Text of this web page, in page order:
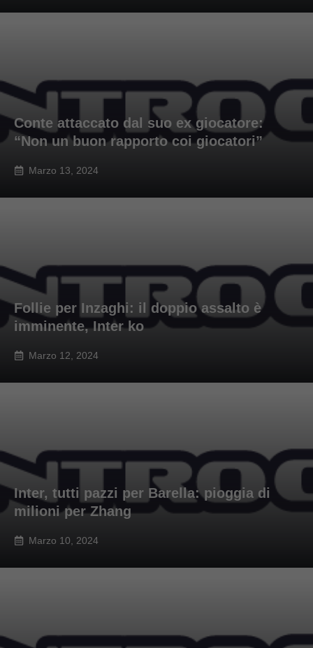
Conte attaccato dal suo ex giocatore:
“Non un buon rapporto coi giocatori”
Marzo 13, 2024
Follie per Inzaghi: il doppio assalto è
imminente, Inter ko
Marzo 12, 2024
Inter, tutti pazzi per Barella: pioggia di
milioni per Zhang
Marzo 10, 2024